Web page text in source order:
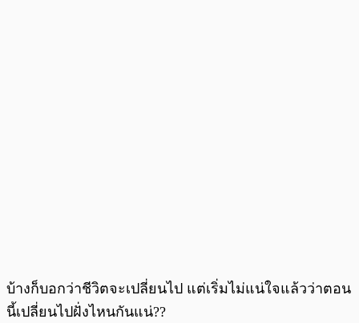
บ้างก็บอกว่าชีวิตจะเปลี่ยนไป แต่เริ่มไม่แน่ใจแล้วว่าตอน
นี้เปลี่ยนไปฝั่งไหนกันแน่??